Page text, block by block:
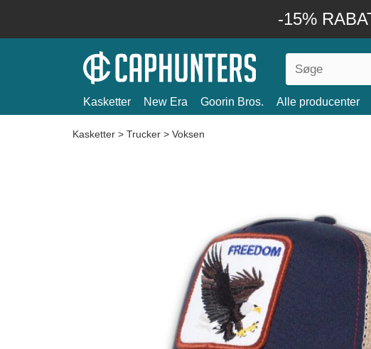
-15%
Kasketter New Era Goorin Bros. Alle producenter
Kasketter > Trucker > Voksen